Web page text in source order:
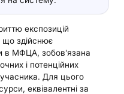
експозицій
що здійснює
в МФЦА, зобов'язана
і потенційних
Для цього
еквівалентні за